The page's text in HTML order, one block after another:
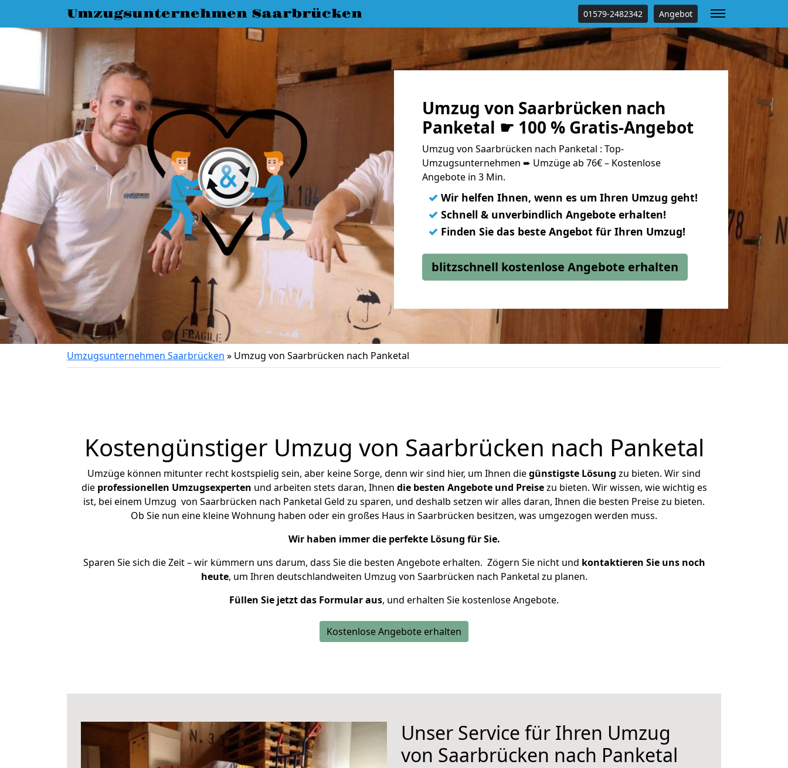
Umzugsunternehmen Saarbrücken 01579-2482342 Angebot
Umzug von Saarbrücken nach
Panketal ☛ 100 % Gratis-Angebot
Umzug von Saarbrücken nach Panketal : Top-
Umzugsunternehmen ➨ Umzüge ab 76€ – Kostenlose
Angebote in 3 Min.
✓ Wir helfen Ihnen, wenn es um Ihren Umzug geht!
✓ Schnell & unverbindlich Angebote erhalten!
✓ Finden Sie das beste Angebot für Ihren Umzug!
blitzschnell kostenlose Angebote erhalten
Umzugsunternehmen Saarbrücken » Umzug von Saarbrücken nach Panketal
Kostengünstiger Umzug von Saarbrücken nach Panketal
Umzüge können mitunter recht kostspielig sein, aber keine Sorge, denn wir sind hier, um Ihnen diegünstigste Lösung zu bieten. Wir sind
die professionellen Umzugsexperten und arbeiten stets daran, Ihnen die besten Angebote und Preisezu bieten. Wir wissen, wie wichtig es
ist, bei einem Umzug von Saarbrücken nach Panketal Geld zu sparen, und deshalb setzen wir alles daran, Ihnen die besten Preise zu bieten.
Ob Sie nun eine kleine Wohnung haben oder ein großes Haus in Saarbrücken besitzen, was umgezogen werden muss.
Wir haben immer die perfekte Lösung für Sie.
Sparen Sie sich die Zeit – wir kümmern uns darum, dass Sie die besten Angebote erhalten. Zögern Sie nicht und kontaktieren Sie uns noch
heute, um Ihren deutschlandweiten Umzug von Saarbrücken nach Panketal zu planen.
Füllen Sie jetzt das Formular aus, und erhalten Sie kostenlose Angebote.
Kostenlose Angebote erhalten
Unser Service für Ihren Umzug
von Saarbrücken nach Panketal